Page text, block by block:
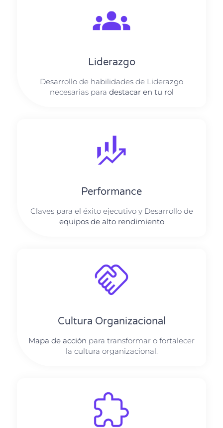
Liderazgo
Desarrollo de habilidades de Liderazgo
necesarias para destacar en tu rol
Performance
Claves para el éxito ejecutivo y Desarrollo de
equipos de alto rendimiento
Cultura Organizacional
Mapa de acción para transformar o fortalecer
la cultura organizacional.